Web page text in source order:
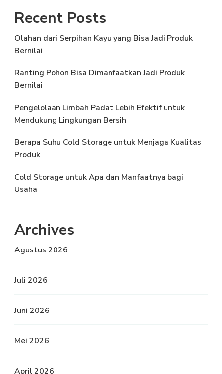
Recent Posts
Olahan dari Serpihan Kayu yang Bisa Jadi Produk
Bernilai
Ranting Pohon Bisa Dimanfaatkan Jadi Produk
Bernilai
Pengelolaan Limbah Padat Lebih Efektif untuk
Mendukung Lingkungan Bersih
Berapa Suhu Cold Storage untuk Menjaga Kualitas
Produk
Cold Storage untuk Apa dan Manfaatnya bagi
Usaha
Archives
Agustus 2026
Juli 2026
Juni 2026
Mei 2026
April 2026